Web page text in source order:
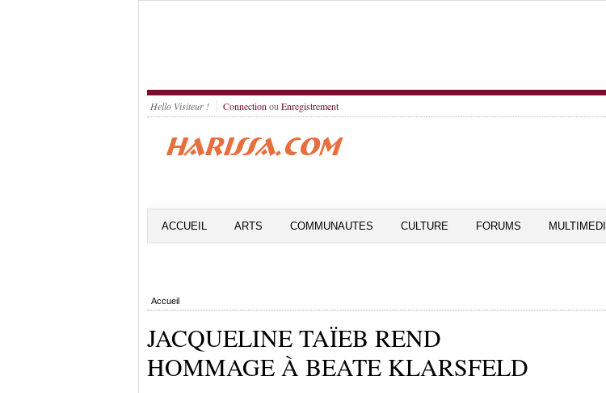
Hello Visiteur ! Connection ou Enregistrement
ACCUEIL ARTS COMMUNAUTES CULTURE FORUMS
Accueil
JACQUELINE TAÏEB REND
HOMMAGE À BEATE KLARSFELD